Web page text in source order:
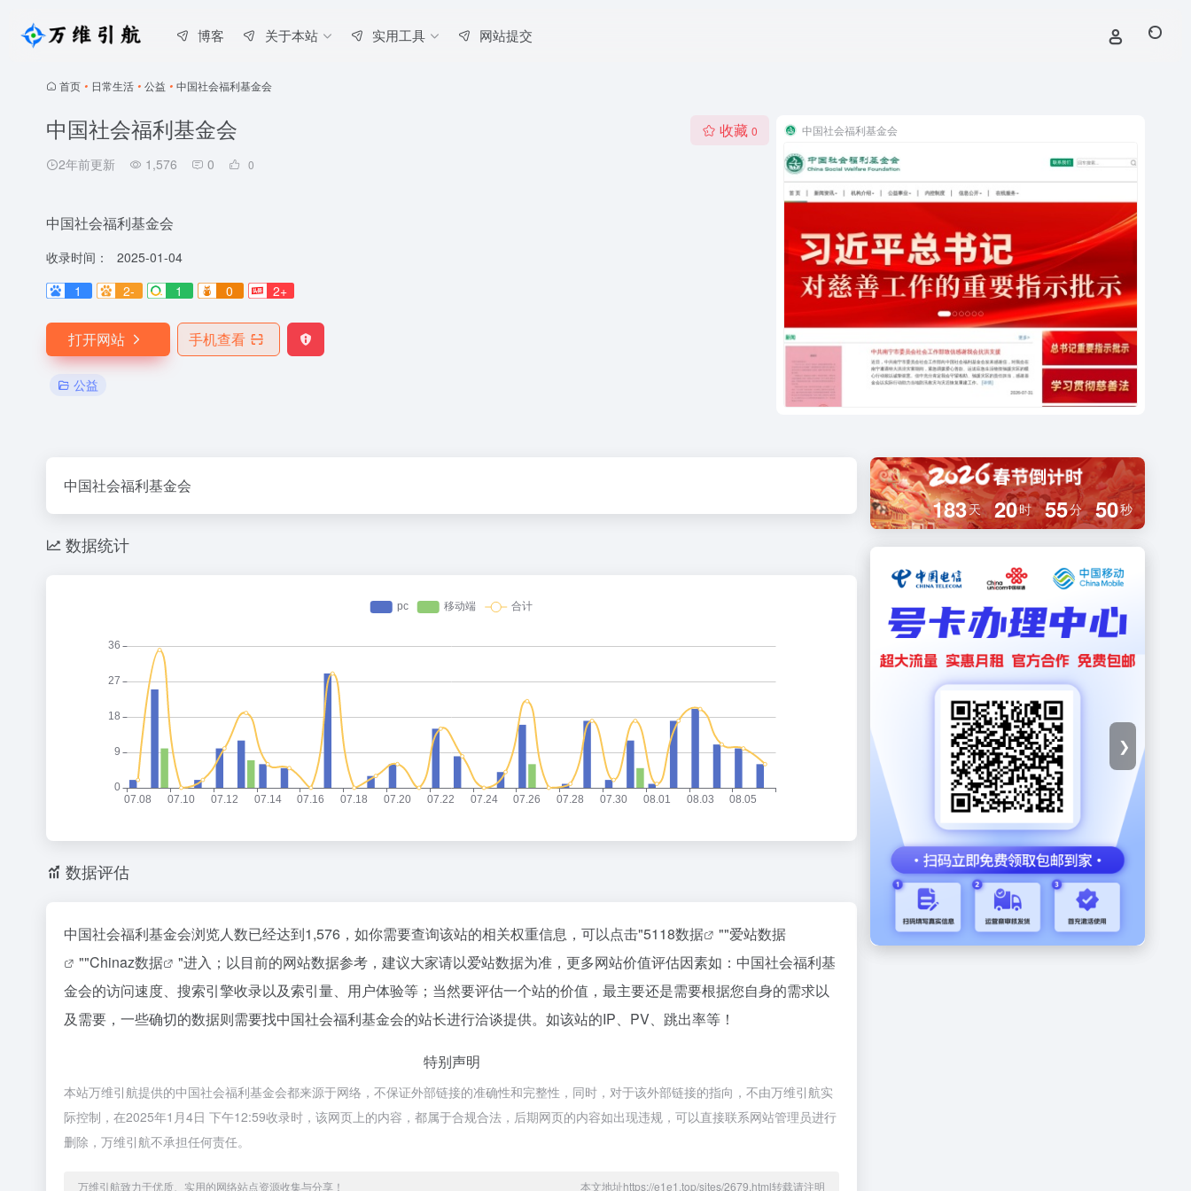
博客 关于本站 实用工具 网站提交
首页 • 日常生活 • 公益 • 中国社会福利基金会
中国社会福利基金会
2年前更新 1,576 0 0
收藏 0
中国社会福利基金会
收录时间：
2025-01-04
1
2- 1 0 2+
打开网站 手机查看
公益
中国社会福利基金会
中国社会福利基金会
数据统计
数据评估
中国社会福利基金会浏览人数已经达到1,576，如你需要查询该站的相关权重信息，可以点击"5118数据 ""爱站数据
""Chinaz数据
"进入；以目前的网站数据参考，建议大家请以爱站数据为准，更多网站价值评估因素如：中国社会福利基
金会的访问速度、搜索引擎收录以及索引量、用户体验等；当然要评估一个站的价值，最主要还是需要根据您自身的需求以
及需要，一些确切的数据则需要找中国社会福利基金会的站长进行洽谈提供。如该站的IP、PV、跳出率等！
特别声明
本站万维引航提供的中国社会福利基金会都来源于网络，不保证外部链接的准确性和完整性，同时，对于该外部链接的指向，不由万维引航实
际控制，在2025年1月4日 下午12:59收录时，该网页上的内容，都属于合规合法，后期网页的内容如出现违规，可以直接联系网站管理员进行
删除，万维引航不承担任何责任。
万维引航致力于优质、实用的网络站点资源收集与分享！ 本文地址https://e1e1.top/sites/2679.html转载请注明
183天 20时 55分 49秒
❯